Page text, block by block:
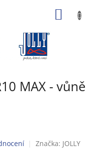
MAX - vůně
Značka: JOLLY